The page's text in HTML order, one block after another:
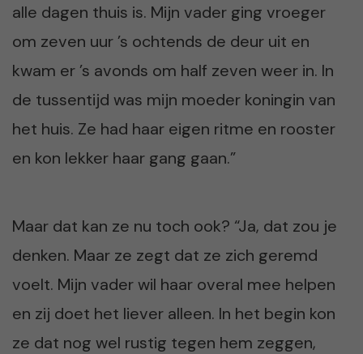
alle dagen thuis is. Mijn vader ging vroeger
om zeven uur ’s ochtends de deur uit en
kwam er ’s avonds om half zeven weer in. In
de tussentijd was mijn moeder koningin van
het huis. Ze had haar eigen ritme en rooster
en kon lekker haar gang gaan.”
Maar dat kan ze nu toch ook? “Ja, dat zou je
denken. Maar ze zegt dat ze zich geremd
voelt. Mijn vader wil haar overal mee helpen
en zij doet het liever alleen. In het begin kon
ze dat nog wel rustig tegen hem zeggen,